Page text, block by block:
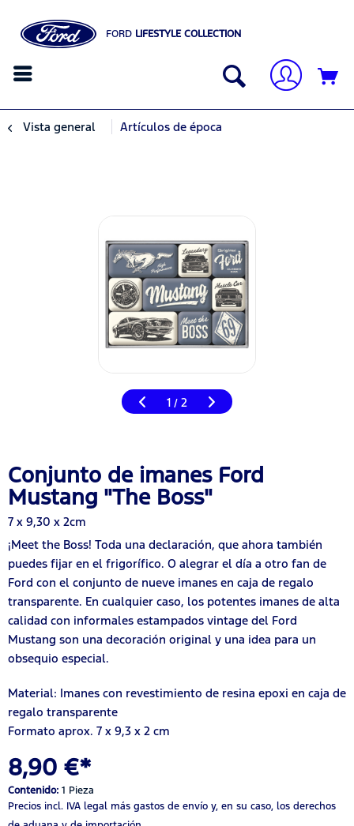
FORD LIFESTYLE COLLECTION
Vista general Artículos de época
1 / 2
Conjunto de imanes Ford
Mustang "The Boss"
7 x 9,30 x 2cm
¡Meet the Boss! Toda una declaración, que ahora también
puedes fijar en el frigorífico. O alegrar el día a otro fan de
Ford con el conjunto de nueve imanes en caja de regalo
transparente. En cualquier caso, los potentes imanes de alta
calidad con informales estampados vintage del Ford
Mustang son una decoración original y una idea para un
obsequio especial.
Material: Imanes con revestimiento de resina epoxi en caja de
regalo transparente
Formato aprox. 7 x 9,3 x 2 cm
8,90 €*
Contenido: 1 Pieza
Precios incl. IVA legal más gastos de envío y, en su caso, los derechos